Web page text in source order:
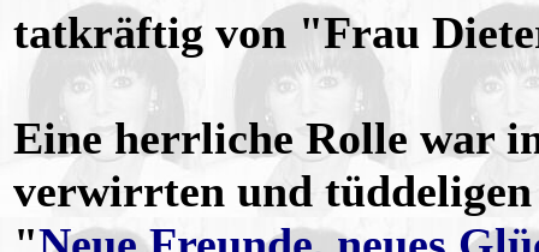
tatkräftig von "Frau
Eine herrliche Rolle war
verwirrten und